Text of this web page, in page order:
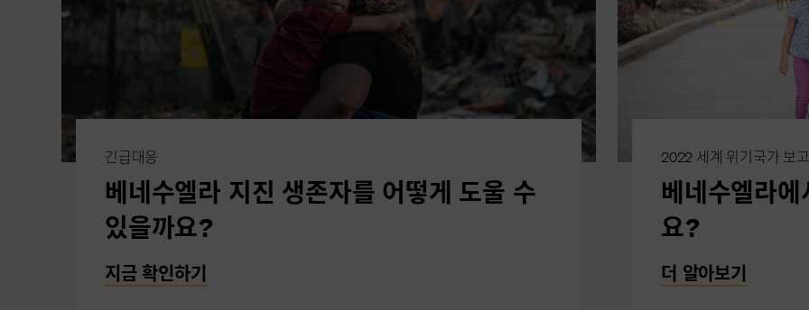
긴급대응
베네수엘라 지진 생존자를 어떻게 도울 수
있을까요?
지금 확인하기
2022 세계 위기국가 보
베네수엘라
요?
더 알아보기